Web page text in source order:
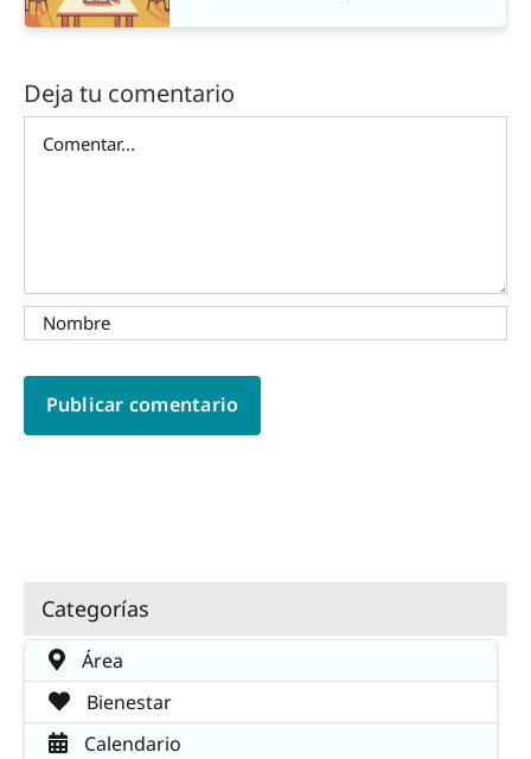
Deja tu comentario
Categorías
Área
Bienestar
Calendario